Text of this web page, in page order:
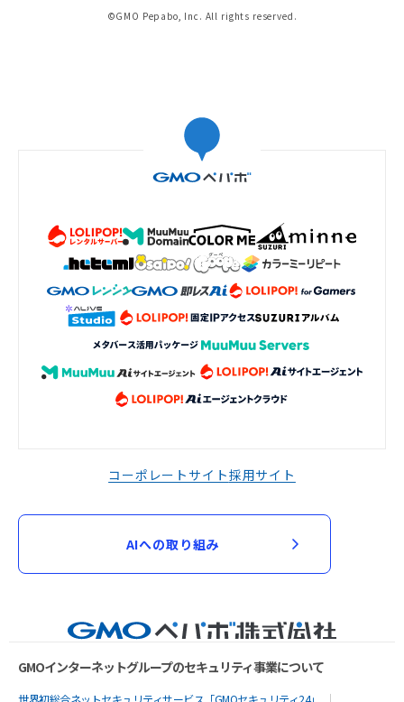
©GMO Pepabo, Inc. All rights reserved.
コーポレートサイト採用サイト
AIへの取り組み
GMOインターネットグループのセキュリティ事業について
世界初総合ネットセキュリティサービス「GMOセキュリティ24」